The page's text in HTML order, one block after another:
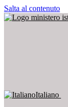
Salta al contenuto
Italiano